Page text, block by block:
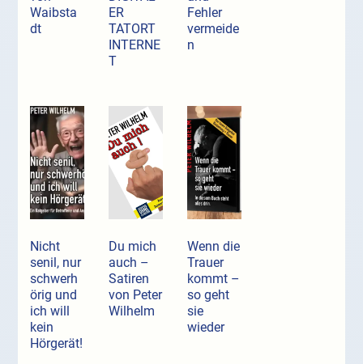
Waibsta
dt
ER
TATORT
INTERNE
T
Fehler
vermeide
n
Nicht
senil, nur
schwerh
örig und
ich will
kein
Hörgerät!
Du mich
auch –
Satiren
von Peter
Wilhelm
Wenn die
Trauer
kommt –
so geht
sie
wieder